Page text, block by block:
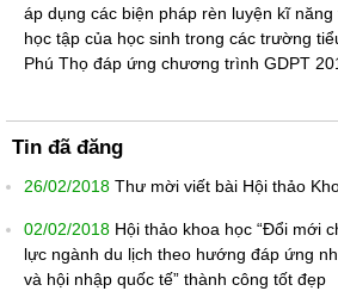
áp dụng các biện pháp rèn luyện kĩ
học tập của học sinh trong các trường
Phú Thọ đáp ứng chương trình GDPT
Tin đã đăng
26/02/2018 Thư mời viết bài Hội thảo
02/02/2018 Hội thảo khoa học “Đổi mới
lực ngành du lịch theo hướng đáp ứng
và hội nhập quốc tế” thành công tốt đẹp